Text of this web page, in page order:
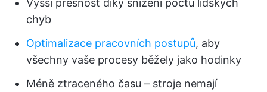
Vyšší přesnost díky snížení počtu lidských
chyb
Optimalizace pracovních postupů, aby
všechny vaše procesy běžely jako hodinky
Méně ztraceného času – stroje nemají